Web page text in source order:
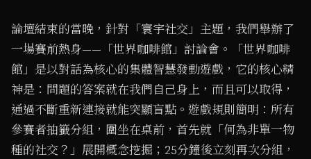
論壇結束的當晚，針對「寰宇社交」主題，我們舉辦了
一場賽前熱身——「世界咖啡館」討論會。「世界咖啡
館」是以對話為核心的集體智慧發動遊戲，它的核心精
神是：問題的答案就在我們自己身上，而且可以取得，
通過不斷重新連接就能突顯盲點。遊戲規則簡明：所有
參賽者抽籤分組，圍坐在桌前，首先就「何為非單一物
種的社交？」展開概念挖掘；25分鐘後立刻再次分組，